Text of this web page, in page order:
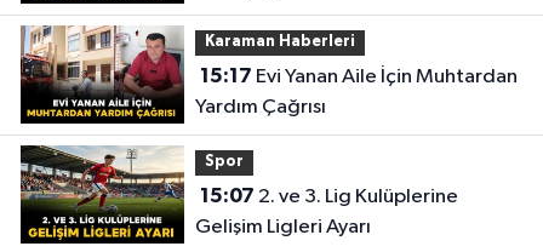
Karaman Haberleri
15:17
Yardım Çağrısı
Spor
15:07
Gelişim Ligleri Ayarı